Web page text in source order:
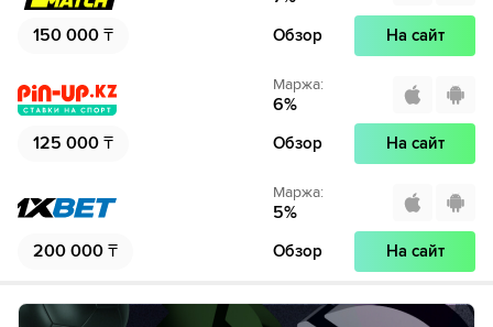
150 000 ₸ Обзор На сайт
125 000 ₸
Маржа:
6%
Обзор На сайт
200 000 ₸
Маржа:
5%
Обзор На сайт